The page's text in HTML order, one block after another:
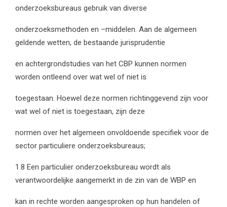
onderzoeksbureaus gebruik van diverse
onderzoeksmethoden en –middelen. Aan de algemeen
geldende wetten, de bestaande jurisprudentie
en achtergrondstudies van het CBP kunnen normen
worden ontleend over wat wel of niet is
toegestaan. Hoewel deze normen richtinggevend zijn voor
wat wel of niet is toegestaan, zijn deze
normen over het algemeen onvoldoende specifiek voor de
sector particuliere onderzoeksbureaus;
1.8 Een particulier onderzoeksbureau wordt als
verantwoordelijke aangemerkt in de zin van de WBP en
kan in rechte worden aangesproken op hun handelen of